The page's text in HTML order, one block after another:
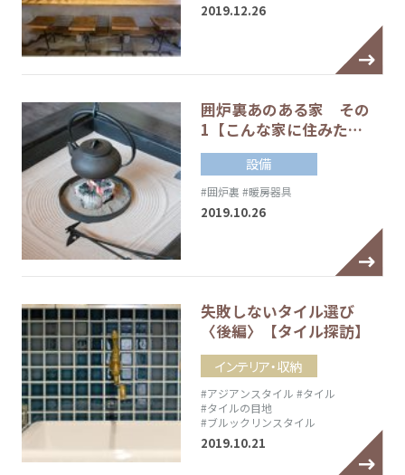
2019.12.26
囲炉裏あのある家 その
1【こんな家に住みた…
設備
#囲炉裏 #暖房器具
2019.10.26
失敗しないタイル選び
〈後編〉【タイル探訪】
インテリア・収納
#アジアンスタイル #タイル
#タイルの目地
#ブルックリンスタイル
2019.10.21